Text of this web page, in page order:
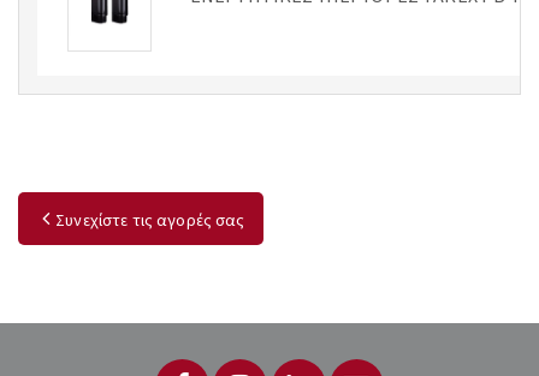
Συνεχίστε τις αγορές σας